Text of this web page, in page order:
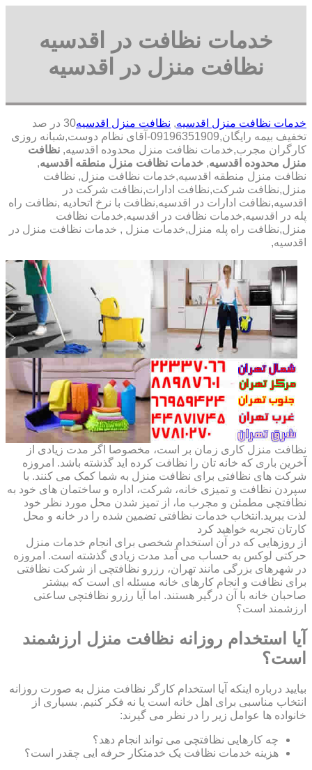
خدمات نظافت در اقدسیه
نظافت منزل در اقدسیه
خدمات نظافت منزل اقدسیه, نظافت منزل اقدسیه
30 در صد
تخفیف بیمه رایگان,09196351909-آقای نظام دوست,شبانه روزی
کارگران مجرب,خدمات نظافت منزل محدوده اقدسیه, نظافت
منزل محدوده اقدسیه, خدمات نظافت منزل منطقه اقدسیه,
نظافت منزل منطقه اقدسیه,خدمات نظافت منزل, نظافت
منزل,نظافت شرکت,نظافت ادارات,نظافت شرکت در
اقدسیه,نظافت ادارات در اقدسیه,نظافت با نرخ اتحادیه ,نظافت راه
پله در اقدسیه,خدمات نظافت در اقدسیه,خدمات نظافت
منزل,نظافت راه پله منزل,خدمات منزل , خدمات نظافت منزل در
اقدسیه,
نظافت منزل کاری زمان بر است، مخصوصا اگر مدت زیادی از
آخرین باری که خانه تان را نظافت کرده اید گذشته باشد. امروزه
شرکت های نظافتی برای نظافت منزل به شما کمک می کنند. با
سپردن نظافت و تمیزی خانه، شرکت، اداره و ساختمان های خود به
نظافتچی مطمئن و مجرب ما، از تمیز شدن محل مورد نظر خود
لذت ببرید.انتخاب خدمات نظافتی تضمین شده را در خانه و محل
کارتان تجربه خواهید کرد
از روزهایی که در آن استخدام شخصی برای انجام خدمات منزل
حرکتی لوکس به حساب می آمد مدت زیادی گذشته است. امروزه
در شهرهای بزرگی مانند تهران، رزرو نظافتچی از شرکت نظافتی
برای نظافت و انجام کارهای خانه مسئله ای است که بیشتر
صاحبان خانه با آن درگیر هستند. اما آیا رزرو نظافتچی ساعتی
ارزشمند است؟
آیا استخدام روزانه نظافت منزل ارزشمند
است؟
بیایید درباره اینکه آیا استخدام کارگر نظافت منزل به صورت روزانه
انتخاب مناسبی برای اهل خانه است یا نه فکر کنیم. بسیاری از
خانواده ها عوامل زیر را در نظر می گیرند:
چه کارهایی نظافتچی می تواند انجام دهد؟
هزینه خدمات نظافت یک خدمتکار حرفه ایی چقدر است؟